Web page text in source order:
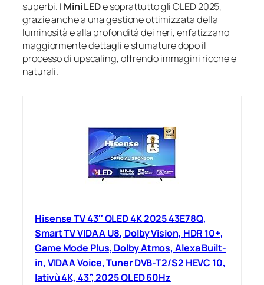
superbi. I Mini LEDe soprattutto gli OLED 2025,
grazie anche a una gestione ottimizzata della
luminosità e alla profondità dei neri, enfatizzano
maggiormente dettagli e sfumature dopo il
processo di upscaling, offrendo immagini ricche e
naturali.
Hisense TV 43″ QLED 4K 2025 43E78Q,
Smart TV VIDAA U8, Dolby Vision, HDR 10+,
Game Mode Plus, Dolby Atmos, Alexa Built-
in, VIDAA Voice, Tuner DVB-T2/S2 HEVC 10,
lativù 4K, 43”, 2025 QLED 60Hz